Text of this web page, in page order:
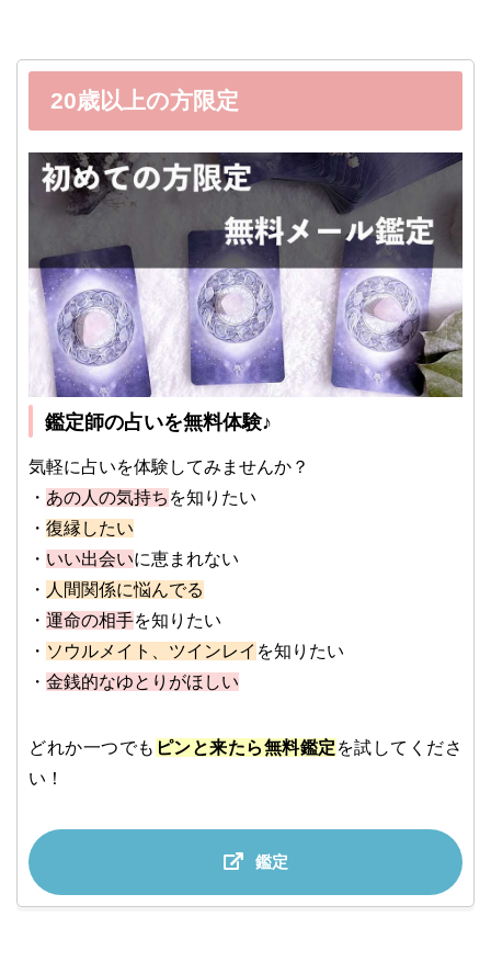
20歳以上の方限定
鑑定師の占いを無料体験♪
気軽に占いを体験してみませんか？
・ あの人の気持ち を知りたい
・ 復縁したい
・ いい出会いに恵まれない
・ 人間関係に悩んでる
・ 運命の相手を知りたい
・ ソウルメイト、ツインレイ を知りたい
・ 金銭的なゆとりがほしい
どれか一つでも ピンと来たら無料鑑定 を試してくださ
い！
鑑定